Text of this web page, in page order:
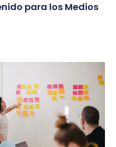
para los Medios